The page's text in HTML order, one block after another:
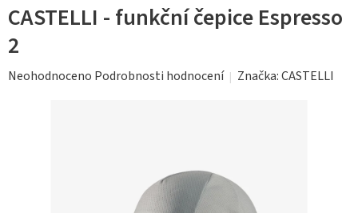
CASTELLI - funkční čepice Espresso
2
Průměrné
Neohodnoceno Podrobnosti hodnocení Značka:CASTELLI